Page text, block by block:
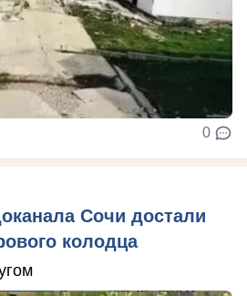
0
Сочи достали
колодца